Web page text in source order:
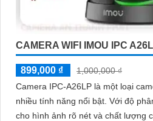
CAMERA WIFI IMOU IPC
899,000 ₫
1,000,000 ₫
Camera IPC-A26LP là một loại
nhiều tính năng nổi bật. Với độ phân giải 2MP, camera này
cho hình ảnh rõ nét và chất lượng